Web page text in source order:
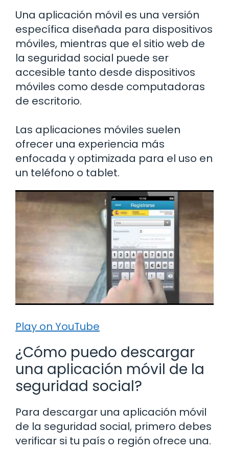
Una aplicación móvil es una versión
específica diseñada para dispositivos
móviles, mientras que el sitio web de
la seguridad social puede ser
accesible tanto desde dispositivos
móviles como desde computadoras
de escritorio.
Las aplicaciones móviles suelen
ofrecer una experiencia más
enfocada y optimizada para el uso en
un teléfono o tablet.
Play on YouTube
¿Cómo puedo descargar
una aplicación móvil de la
seguridad social?
Para descargar una aplicación móvil
de la seguridad social, primero debes
verificar si tu país o región ofrece una.